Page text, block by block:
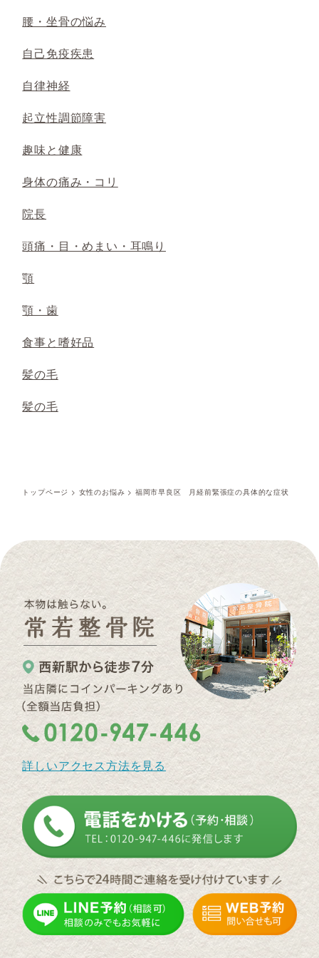
腰・坐骨の悩み
自己免疫疾患
自律神経
起立性調節障害
趣味と健康
身体の痛み・コリ
院長
頭痛・目・めまい・耳鳴り
顎
顎・歯
食事と嗜好品
髪の毛
髪の毛
トップページ > 女性のお悩み > 福岡市早良区 月経前緊張症の具体的な症状
詳しいアクセス方法を見る